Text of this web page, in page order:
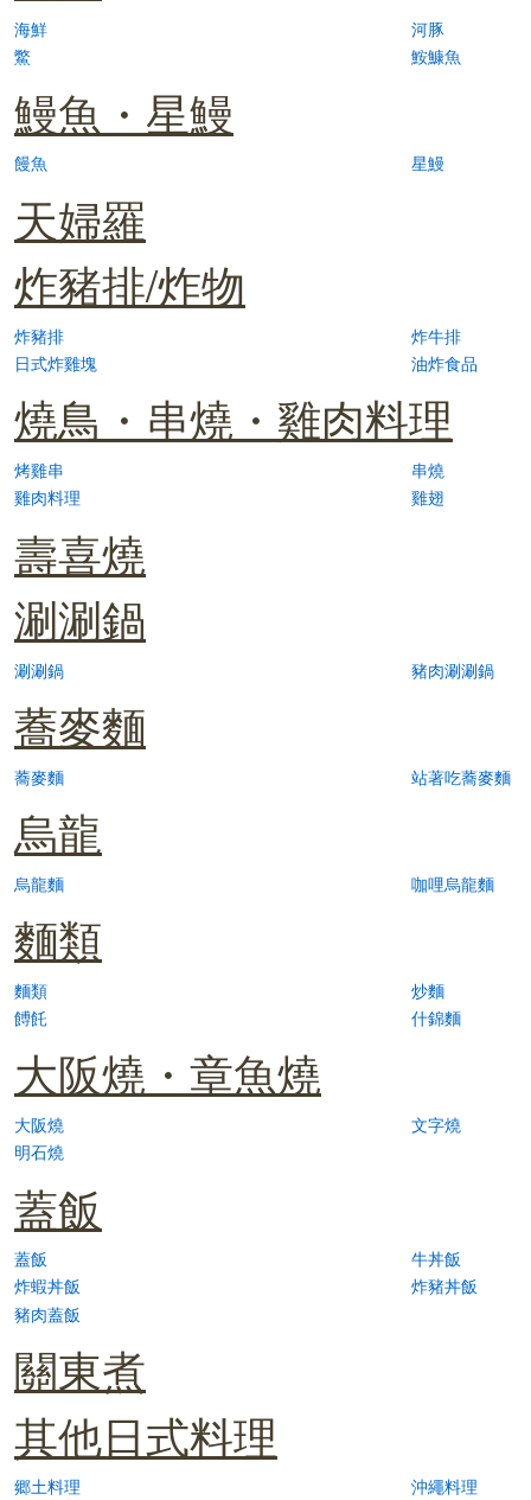
海鮮
河豚
鱉
鮟鱇魚
鰻魚・星鰻
饅魚 星鰻
天婦羅
炸豬排/炸物
炸豬排
炸牛排
日式炸雞塊
油炸食品
燒鳥・串燒・雞肉料理
烤雞串
串燒
雞肉料理
雞翅
壽喜燒
涮涮鍋
涮涮鍋 豬肉涮涮鍋
蕎麥麵
蕎麥麵 站著吃蕎麥麵
烏龍
烏龍麵 咖哩烏龍麵
麵類
麵類
炒麵
餺飥
什錦麵
大阪燒・章魚燒
大阪燒
文字燒
明石燒
蓋飯
蓋飯
牛丼飯
炸蝦丼飯
炸豬丼飯
豬肉蓋飯
關東煮
其他日式料理
郷土料理
沖繩料理